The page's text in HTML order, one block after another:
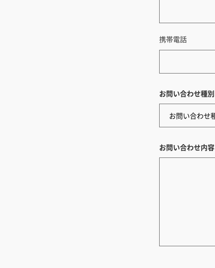
携帯電話
お問い合わせ種別
お問い合わせ内容